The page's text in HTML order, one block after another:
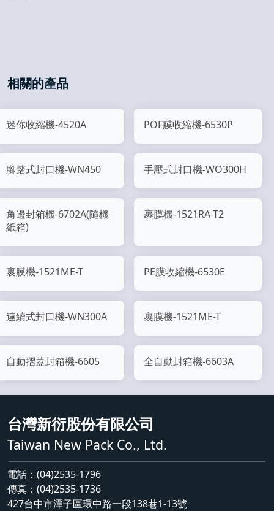
相關的產品
迷你收縮機-4520A POF膜收縮機-6530P
腳踏式封口機-WN450 手壓式封口機-WO300H
角邊封箱機-6702A(隨機
紙箱)
裹膜機-1521RA-T2
裹膜機-1521ME-T PE膜收縮機-6530E
連續式封口機-WN300A 裹膜機-1521ME-T
自動摺蓋封箱機-6605 全自動封箱機-6603A
台灣新衍股份有限公司
Taiwan New Pack Co., Ltd.
電話：(04)2535-1796
傳真：(04)2535-1736
427台中市潭子區環中路一段138巷1-13號